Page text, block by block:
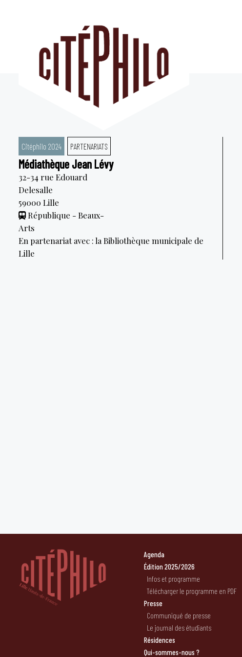
Citéphilo 2024 PARTENARIATS
Médiathèque Jean Lévy
32-34 rue Edouard
Delesalle
59000 Lille
République - Beaux-
Arts
En partenariat avec : la Bibliothèque municipale de
Lille
Agenda
Édition 2025/2026
Infos et programme
Télécharger le programme en PDF
Presse
Communiqué de presse
Le journal des étudiants
Résidences
Qui-sommes-nous ?